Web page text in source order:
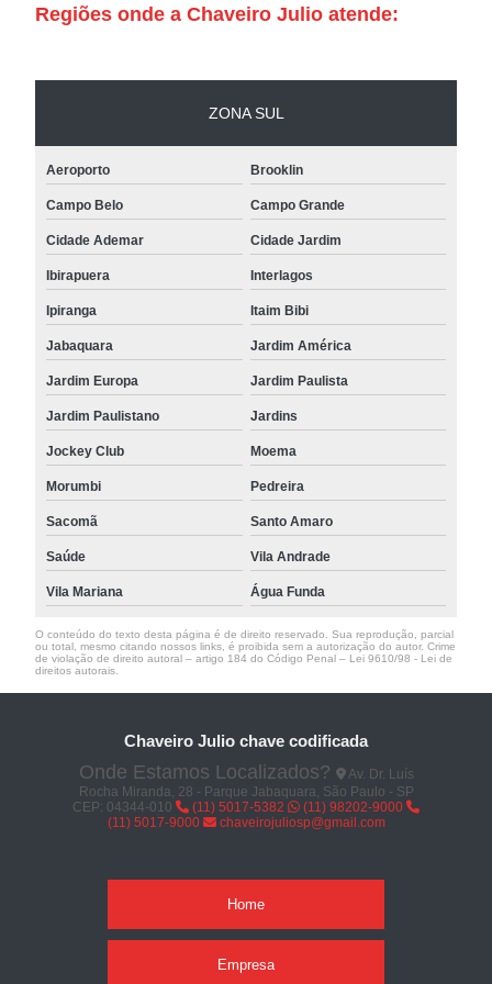
Regiões onde a Chaveiro Julio atende:
ZONA SUL
Aeroporto Brooklin
Campo Belo Campo Grande
Cidade Ademar Cidade Jardim
Ibirapuera Interlagos
Ipiranga Itaim Bibi
Jabaquara Jardim América
Jardim Europa Jardim Paulista
Jardim Paulistano Jardins
Jockey Club Moema
Morumbi Pedreira
Sacomã Santo Amaro
Saúde Vila Andrade
Vila Mariana Água Funda
O conteúdo do texto desta página é de direito reservado. Sua reprodução, parcial
ou total, mesmo citando nossos links, é proibida sem a autorização do autor. Crime
de violação de direito autoral – artigo 184 do Código Penal – Lei 9610/98 - Lei de
direitos autorais
Chaveiro Julio chave codificada
Onde Estamos Localizados?
Av. Dr. Luís
Rocha Miranda, 28 - Parque Jabaquara, São Paulo - SP
CEP: 04344-010
(11) 5017-5382
(11) 98202-9000
(11) 5017-9000
chaveirojuliosp@gmail.com
Home
Empresa